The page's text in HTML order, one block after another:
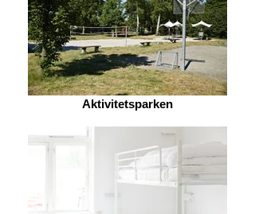
Aktivitetsparken